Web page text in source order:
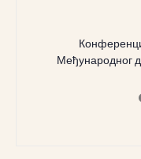
Међународног